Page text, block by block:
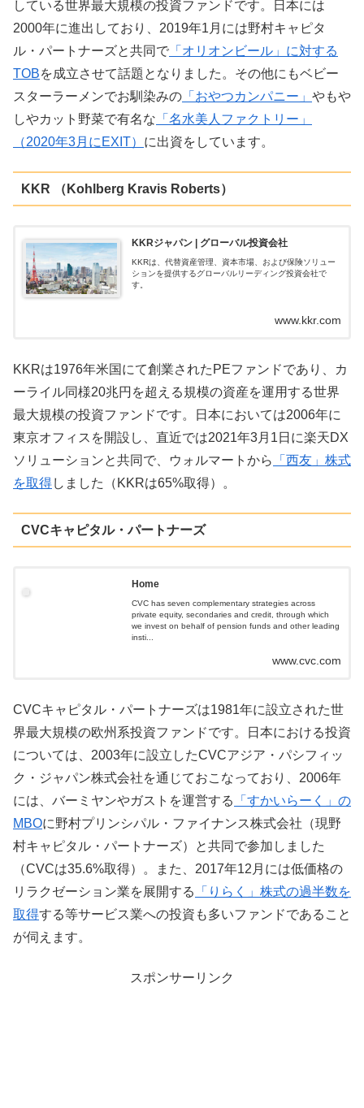
している世界最大規模の投資ファンドです。日本には
2000年に進出しており、2019年1月には野村キャピタ
ル・パートナーズと共同で 「オリオンビール」に対する
TOBを成立させて話題となりました。その他にもベビー
スターラーメンでお馴染みの 「おやつカンパニー」 やもや
しやカット野菜で有名な 「名水美人ファクトリー」
（2020年3月にEXIT） に出資をしています。
KKR （Kohlberg Kravis Roberts）
KKRジャパン | グローバル投資会社
KKRは、代替資産管理、資本市場、および保険ソリュー
ションを提供するグローバルリーディング投資会社で
す。
www.kkr.com
KKRは1976年米国にて創業されたPEファンドであり、カ
ーライル同様20兆円を超える規模の資産を運用する世界
最大規模の投資ファンドです。日本においては2006年に
東京オフィスを開設し、直近では2021年3月1日に楽天DX
ソリューションと共同で、ウォルマートから
「西友」株式
を取得しました（KKRは65%取得）。
CVCキャピタル・パートナーズ
Home
CVC has seven complementary strategies across
private equity, secondaries and credit, through which
we invest on behalf of pension funds and other leading
insti...
www.cvc.com
CVCキャピタル・パートナーズは1981年に設立された世
界最大規模の欧州系投資ファンドです。日本における投資
については、2003年に設立したCVCアジア・パシフィッ
ク・ジャパン株式会社を通じておこなっており、2006年
には、バーミヤンやガストを運営する
「すかいらーく」の
MBOに野村プリンシパル・ファイナンス株式会社（現野
村キャピタル・パートナーズ）と共同で参加しました
（CVCは35.6%取得）。また、2017年12月には低価格の
リラクゼーション業を展開する
「りらく」株式の過半数を
取得する等サービス業への投資も多いファンドであること
が伺えます。
スポンサーリンク